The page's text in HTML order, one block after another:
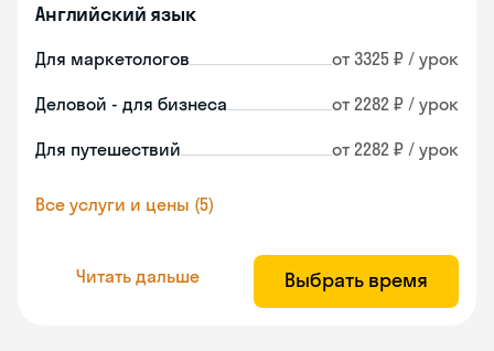
Английский язык
Для маркетологов от 3325 ₽ / урок
Деловой - для бизнеса от 2282 ₽ / урок
Для путешествий от 2282 ₽ / урок
Все услуги и цены (5)
Читать дальше Выбрать время